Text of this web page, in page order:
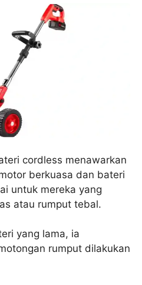
cordless menawarkan
berkuasa dan bateri
untuk mereka yang
atau rumput tebal.
yang lama, ia
rumput dilakukan